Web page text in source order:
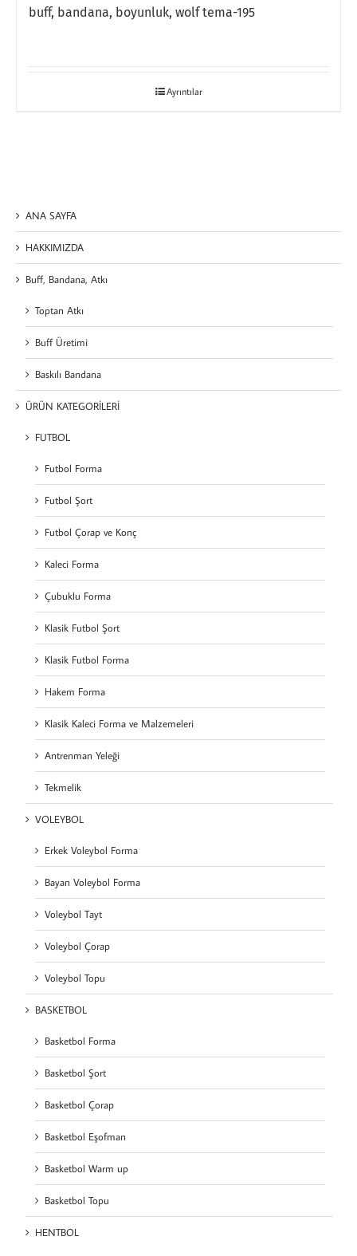
buff, bandana, boyunluk, wolf tema-195
Ayrıntılar
ANA SAYFA
HAKKIMIZDA
Buff, Bandana, Atkı
Toptan Atkı
Buff Üretimi
Baskılı Bandana
ÜRÜN KATEGORİLERİ
FUTBOL
Futbol Forma
Futbol Şort
Futbol Çorap ve Konç
Kaleci Forma
Çubuklu Forma
Klasik Futbol Şort
Klasik Futbol Forma
Hakem Forma
Klasik Kaleci Forma ve Malzemeleri
Antrenman Yeleği
Tekmelik
VOLEYBOL
Erkek Voleybol Forma
Bayan Voleybol Forma
Voleybol Tayt
Voleybol Çorap
Voleybol Topu
BASKETBOL
Basketbol Forma
Basketbol Şort
Basketbol Çorap
Basketbol Eşofman
Basketbol Warm up
Basketbol Topu
HENTBOL